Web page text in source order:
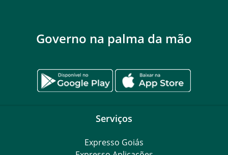
Governo na palma da mão
Serviços
Expresso Goiás